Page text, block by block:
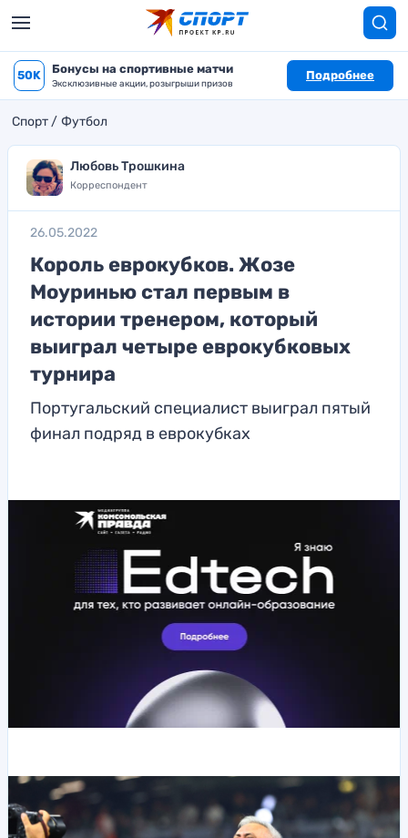
50K Бонусы на спортивные матчи
Эксклюзивные акции, розыгрыши призов
Подробнее
Спорт Футбол
Любовь Трошкина
Корреспондент
26.05.2022
Король еврокубков. Жозе
Моуринью стал первым в
истории тренером, который
выиграл четыре еврокубковых
турнира
Португальский специалист выиграл пятый
финал подряд в еврокубках